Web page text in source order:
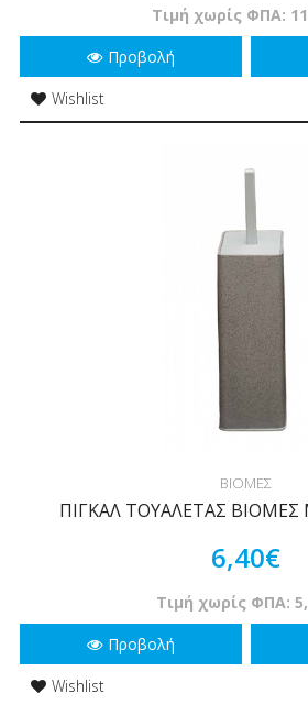
Τιμή χωρίς ΦΠΑ:
Προβολή
Wishlist
ΒΙΟΜΕΣ
ΠΙΓΚΑΛ ΤΟΥΑΛΕΤΑΣ ΒΙΟΜΕΣ
6,40€
Τιμή χωρίς ΦΠΑ:
Προβολή
Wishlist